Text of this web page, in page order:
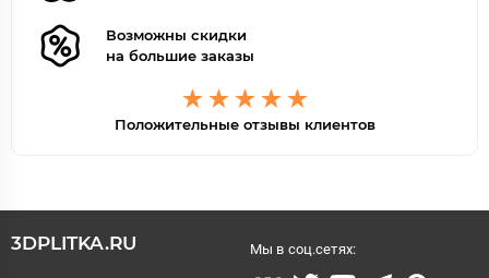
Возможны скидки
на большие заказы
Положительные отзывы клиентов
3DPLITKA.RU Мы в соц.сетях: